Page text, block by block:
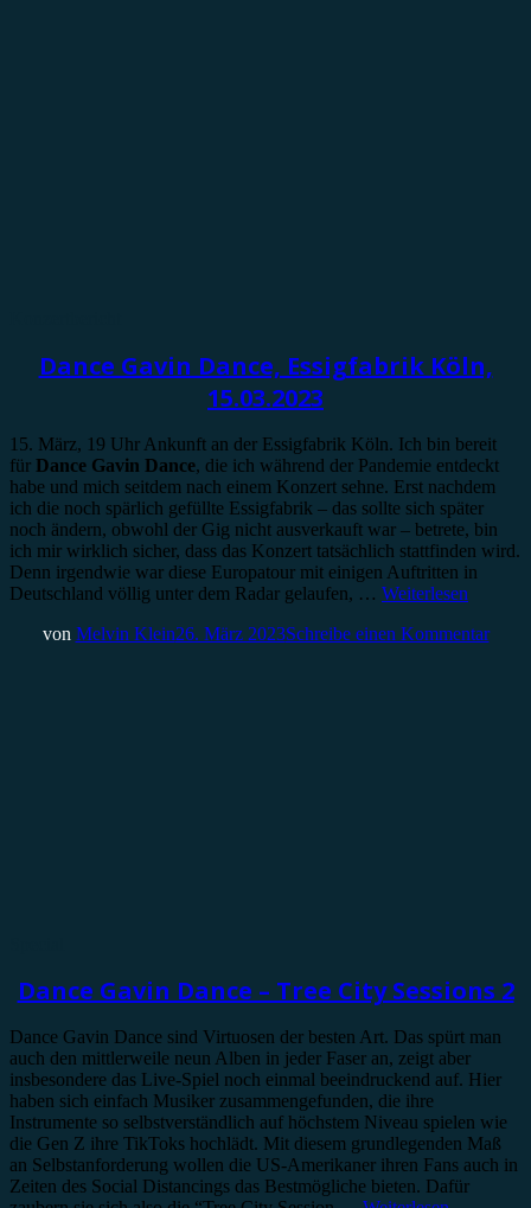
Dance Gavin Dance, Essigfabrik Köln,
15.03.2023
15. März, 19 Uhr Ankunft an der Essigfabrik Köln. Ich bin bereit
für Dance Gavin Dance, die ich während der Pandemie entdeckt
habe und mich seitdem nach einem Konzert sehne. Erst nachdem
ich die noch spärlich gefüllte Essigfabrik – das sollte sich später
noch ändern, obwohl der Gig nicht ausverkauft war – betrete, bin
ich mir wirklich sicher, dass das Konzert tatsächlich stattfinden wird.
Denn irgendwie war diese Europatour mit einigen Auftritten in
Deutschland völlig unter dem Radar gelaufen, … Weiterlesen
von Melvin Klein26. März 2023Schreibe einen Kommentar
Dance Gavin Dance – Tree City Sessions 2
Dance Gavin Dance sind Virtuosen der besten Art. Das spürt man
auch den mittlerweile neun Alben in jeder Faser an, zeigt aber
insbesondere das Live-Spiel noch einmal beeindruckend auf. Hier
haben sich einfach Musiker zusammengefunden, die ihre
Instrumente so selbstverständlich auf höchstem Niveau spielen wie
die Gen Z ihre TikToks hochlädt. Mit diesem grundlegenden Maß
an Selbstanforderung wollen die US-Amerikaner ihren Fans auch in
Zeiten des Social Distancings das Bestmögliche bieten. Dafür